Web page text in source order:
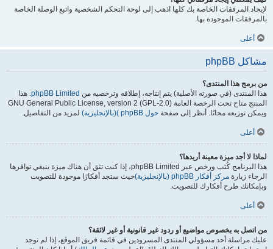
لإيجاد المرفقات الخاصة بك كلها اذهب إلى لوحة التحكم الشخصية واتبع الوصلة الخاصة
بالمرفقات الموجودة بها.
أعلى
مشاكل phpBB
من برمج هذا المنتدى؟
هذا المنتدى (في صورته الأصلية) يتم إنتاجه، إطلاقه وترخصيه من phpBB Limited. هذا
المنتج متاح تحت الرخصة العامة GNU General Public License, version 2 (GPL-2.0)
ويمكن توزيعه مجانًا. أنظر إلى صفحة حول phpBB )(بالإنجليزية) لمزيد من التفاصيل.
أعلى
لماذا لا أجد ميزة معينة أريدها؟
هذا البرنامج كُتب ورخص عبر phpBB Limited، إذا كنت تثق أن هناك ميزة ينبغي توافرها
الرجاء زيارة مركز أفكار phpBB (بالإنجليزية)
حيث ستجد أفكارًا موجودة للتصويت
وبإمكانك طرح أفكارك للتصويت.
أعلى
من اتصل به بخصوص مواضيع أو ردود غير قانونية أو غير لائقة؟
عليك مراسلة أحد مسؤولي المنتدى المسرودين في قائمة فريق الموقع، إذا لم توجد